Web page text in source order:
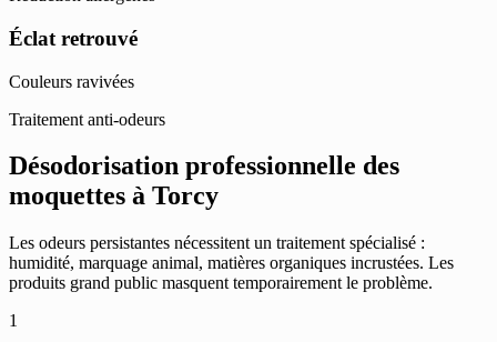
Éclat retrouvé
Couleurs ravivées
Traitement anti-odeurs
Désodorisation professionnelle des
moquettes à Torcy
Les odeurs persistantes nécessitent un traitement spécialisé :
humidité, marquage animal, matières organiques incrustées. Les
produits grand public masquent temporairement le problème.
1